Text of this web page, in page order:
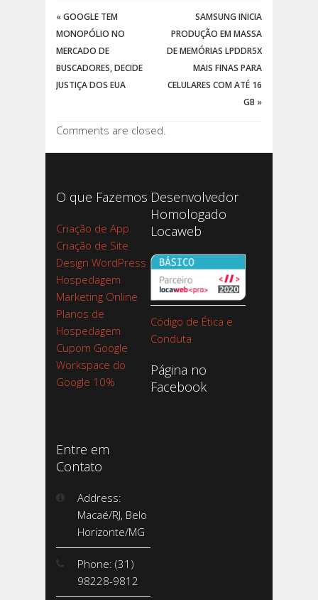
«GOOGLE TEM
MONOPÓLIO NO
MERCADO DE
BUSCADORES, DECIDE
JUSTIÇA DOS EUA
SAMSUNG INICIA
PRODUÇÃO EM MASSA
DE MEMÓRIAS LPDDR5X
MAIS FINAS PARA
CELULARES COM ATÉ 16
GB »
Comments are closed.
O que Fazemos
Criação de App
Criação de Site
Design WordPress
Hospedagem
Marketing Online
Planos de
Hospedagem
Cupom Google
Workspace do
Google 10%
Desenvolvedor
Homologado
Locaweb
Código de Ética e
Conduta
Página no
Facebook
Entre em
Contato
Address:
Macaé/RJ, Belo
Horizonte/MG
Phone: (31)
98228-9812